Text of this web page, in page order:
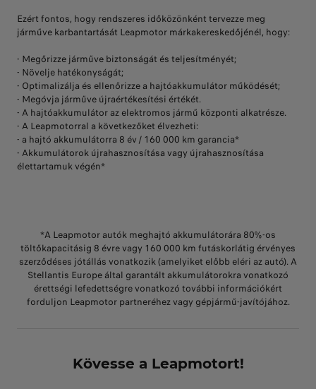
Ezért fontos, hogy rendszeres időközönként tervezze meg
járműve karbantartását Leapmotor márkakereskedőjénél, hogy:
- Megőrizze járműve biztonságát és teljesítményét;
- Növelje hatékonyságát;
- Optimalizálja és ellenőrizze a hajtóakkumulátor működését;
- Megóvja járműve újraértékesítési értékét.
- A hajtóakkumulátor az elektromos jármű központi alkatrésze.
- A Leapmotorral a következőket élvezheti:
- a hajtó akkumulátorra 8 év / 160 000 km garancia*
- Akkumulátorok újrahasznosítása vagy újrahasznosítása
élettartamuk végén*
*A Leapmotor autók meghajtó akkumulátorára 80%-os
töltőkapacitásig 8 évre vagy 160 000 km futáskorlátig érvényes
szerződéses jótállás vonatkozik (amelyiket előbb eléri az autó). A
Stellantis Europe által garantált akkumulátorokra vonatkozó
érettségi lefedettségre vonatkozó további információkért
forduljon Leapmotor partneréhez vagy gépjármű-javítójához.
Kövesse a Leapmotort!